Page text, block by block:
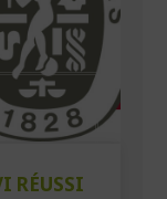
RÉUSSI